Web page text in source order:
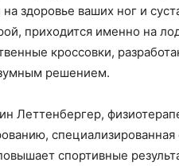
на здоровье ваших ног и
приходится именно на
кроссовки,
решением.
Леттенбергер,
спортивные